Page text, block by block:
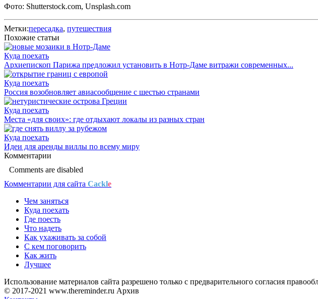
Фото: Shutterstock.com, Unsplash.com
Метки:пересадка, путешествия
Похожие статьи
Куда поехать
Архиепископ Парижа предложил установить в Нотр-Даме витражи современных...
Куда поехать
Россия возобновляет авиасообщение с шестью странами
Куда поехать
Места «для своих»: где отдыхают локалы из разных стран
Куда поехать
Идеи для аренды виллы по всему миру
Комментарии
Comments are disabled
Комментарии для сайта Cackle
Чем заняться
Куда поехать
Где поесть
Что надеть
Как ухаживать за собой
С кем поговорить
Как жить
Лучшее
Использование материалов сайта разрешено только с предварительного согласия
© 2017-2021 www.thereminder.ru Архив